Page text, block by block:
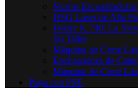
Sierras
HSG Láser de Alta
Felder K 740: La
Tu Taller
Máquina de Corte
Enchapadora de
Máquina de Corte
Paga con PSE